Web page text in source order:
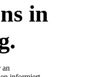
in
an